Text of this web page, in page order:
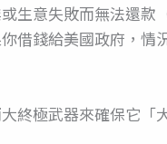
生意失敗而無法還款
借錢給美國政府，情
終極武器來確保它「